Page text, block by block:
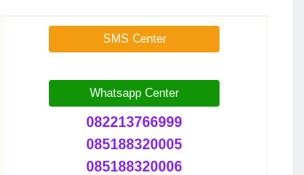
SMS Center
Whatsapp Center
082213766999
085188320005
085188320006